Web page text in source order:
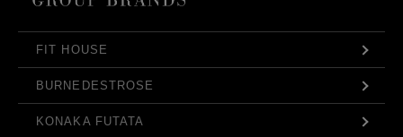
FIT HOUSE
BURNEDESTROSE
KONAKA FUTATA